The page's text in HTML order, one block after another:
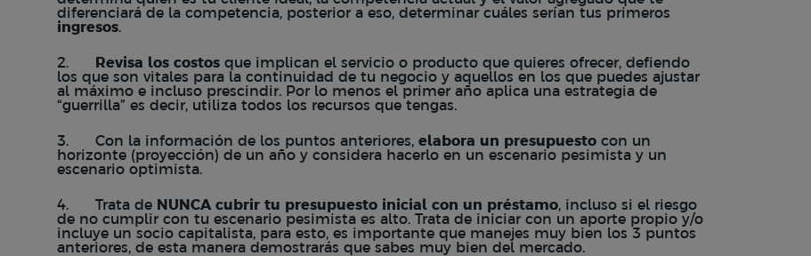
diferenciará de la competencia, posterior a eso, determinar cuáles serían tus primeros
ingresos.
2. Revisa los costos que implican el servicio o producto que quieres ofrecer, defiendo
los que son vitales para la continuidad de tu negocio y aquellos en los que puedes ajustar
al máximo e incluso prescindir. Por lo menos el primer año aplica una estrategia de
“guerrilla” es decir, utiliza todos los recursos que tengas.
3. Con la información de los puntos anteriores, elabora un presupuesto con un
horizonte (proyección) de un año y considera hacerlo en un escenario pesimista y un
escenario optimista.
4. Trata de NUNCA cubrir tu presupuesto inicial con un préstamo, incluso si el riesgo
de no cumplir con tu escenario pesimista es alto. Trata de iniciar con un aporte propio y/o
incluye un socio capitalista, para esto, es importante que manejes muy bien los 3 puntos
anteriores, de esta manera demostrarás que sabes muy bien del mercado.